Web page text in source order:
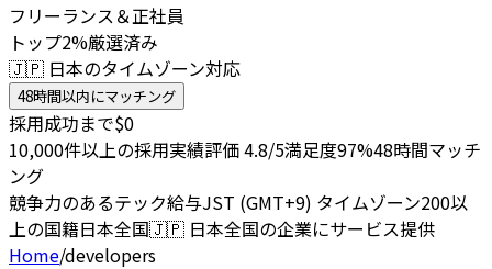
フリーランス＆正社員
トップ2%厳選済み
🇯🇵 日本のタイムゾーン対応
48時間以内にマッチング
採用成功まで$0
10,000件以上の採用実績評価 4.8/5満足度97%48時間マッチ
ング
競争力のあるテック給与JST (GMT+9) タイムゾーン200以
上の国籍日本全国🇯🇵 日本全国の企業にサービス提供
Home/developers